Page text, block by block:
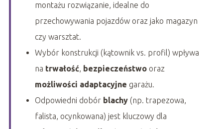
montażu rozwiązanie, idealne do
przechowywania pojazdów oraz jako magazyn
czy warsztat.
Wybór konstrukcji (kątownik vs. profil) wpływa
na trwałość, bezpieczeństwooraz
możliwości adaptacyjne garażu.
Odpowiedni dobór blachy(np. trapezowa,
falista, ocynkowana) jest kluczowy dla